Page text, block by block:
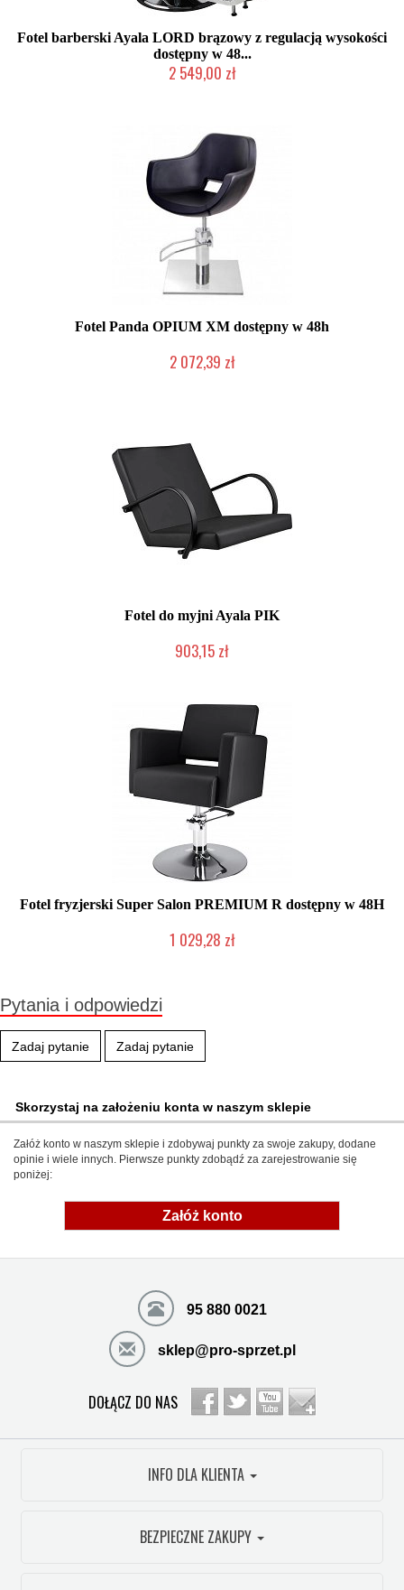
Fotel barberski Ayala LORD brązowy z regulacją wysokości
dostępny w 48...
2 549,00 zł
Fotel Panda OPIUM XM dostępny w 48h
2 072,39 zł
Fotel do myjni Ayala PIK
903,15 zł
Fotel fryzjerski Super Salon PREMIUM R dostępny w 48H
1 029,28 zł
Pytania i odpowiedzi
Zadaj pytanie Zadaj pytanie
Skorzystaj na założeniu konta w naszym sklepie
Załóż konto w naszym sklepie i zdobywaj punkty za swoje zakupy, dodane
opinie i wiele innych. Pierwsze punkty zdobądź za zarejestrowanie się
poniżej:
Załóż konto
95 880 0021
sklep@pro-sprzet.pl
DOŁĄCZ DO NAS
INFO DLA KLIENTA
BEZPIECZNE ZAKUPY